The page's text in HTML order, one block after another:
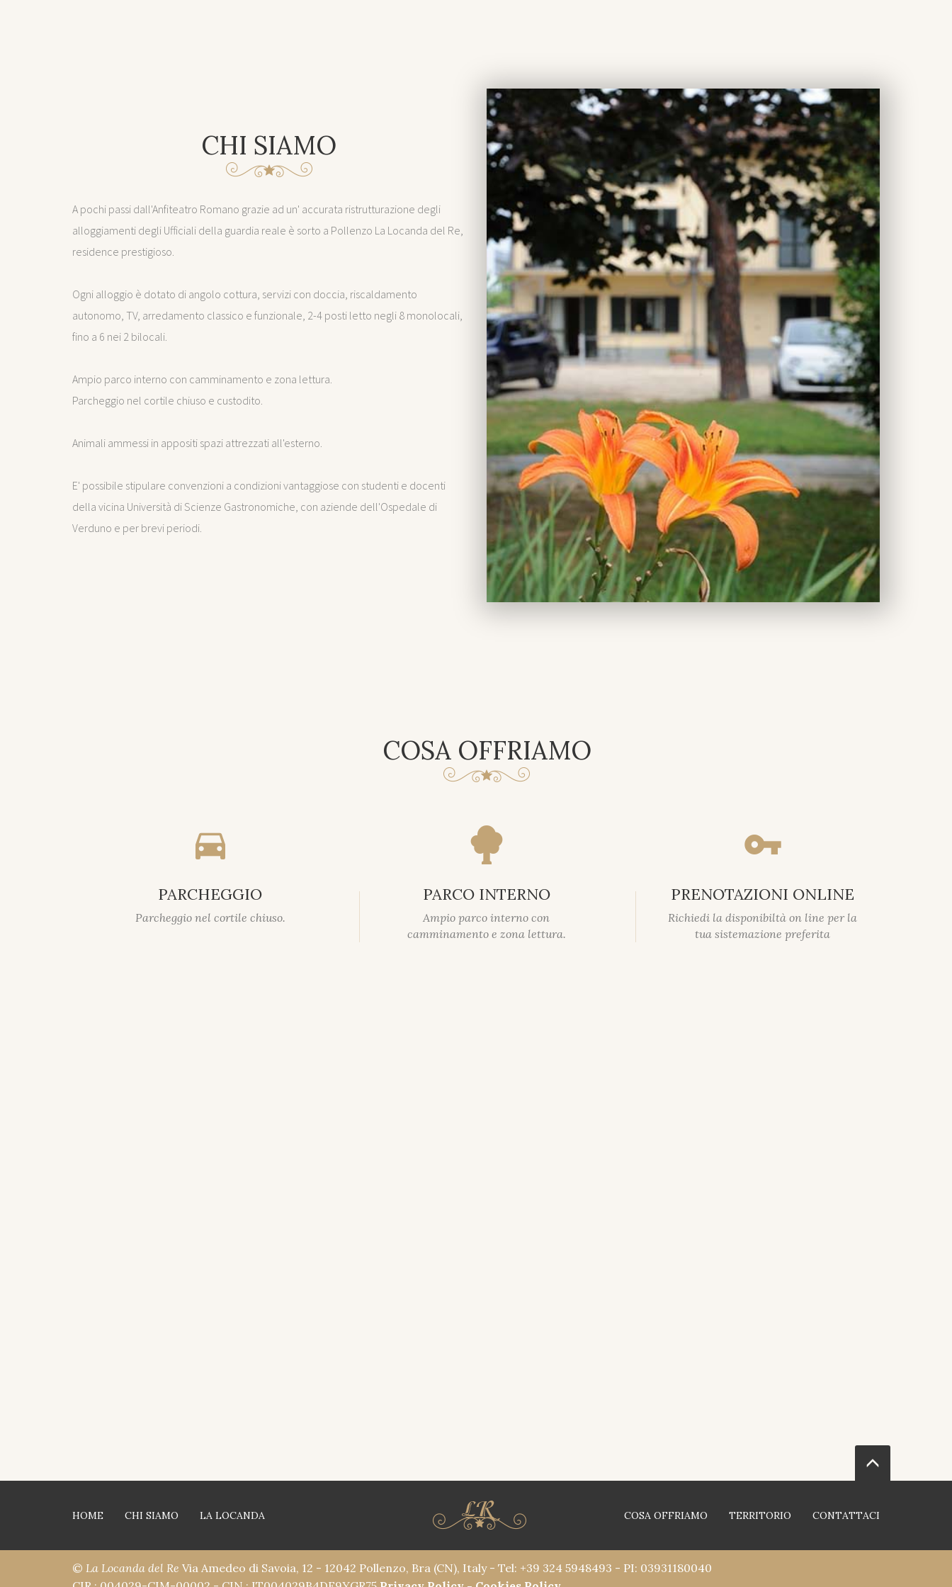
CHI SIAMO
A pochi passi dall'Anfiteatro Romano grazie ad un' accurata ristrutturazione degli
alloggiamenti degli Ufficiali della guardia reale è sorto a Pollenzo La Locanda del Re,
residence prestigioso.
Ogni alloggio è dotato di angolo cottura, servizi con doccia, riscaldamento
autonomo, TV, arredamento classico e funzionale, 2-4 posti letto negli 8 monolocali,
fino a 6 nei 2 bilocali.
Ampio parco interno con camminamento e zona lettura.
Parcheggio nel cortile chiuso e custodito.
Animali ammessi in appositi spazi attrezzati all'esterno.
E' possibile stipulare convenzioni a condizioni vantaggiose con studenti e docenti
della vicina Università di Scienze Gastronomiche, con aziende dell'Ospedale di
Verduno e per brevi periodi.
COSA OFFRIAMO
directions_car
PARCHEGGIO
Parcheggio nel cortile chiuso.
PARCO INTERNO
Ampio parco interno con
camminamento e zona lettura.
vpn_key
PRENOTAZIONI ONLINE
Richiedi la disponibiltà on line per la
tua sistemazione preferita
HOME CHI SIAMO LA LOCANDA COSA OFFRIAMO TERRITORIO CONTATTACI
© La Locanda del Re Via Amedeo di Savoia, 12 - 12042 Pollenzo, Bra (CN), Italy - Tel: +39 324 5948493 - PI: 03931180040